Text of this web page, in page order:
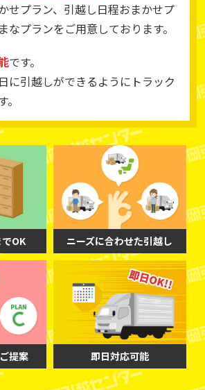
せプラン、引越し日程おまかせプ
なプランをご用意しております。
です。
に引越しができるようにトラック
OK ニーズに合わせた引越し
提案 即日対応可能